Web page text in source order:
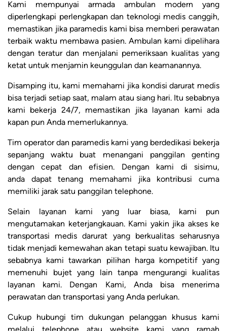
Kami mempunyai armada ambulan modern yang
diperlengkapi perlengkapan dan teknologi medis canggih,
memastikan jika paramedis kami bisa memberi perawatan
terbaik waktu membawa pasien. Ambulan kami dipelihara
dengan teratur dan menjalani pemeriksaan kualitas yang
ketat untuk menjamin keunggulan dan keamanannya.
Disamping itu, kami memahami jika kondisi darurat medis
bisa terjadi setiap saat, malam atau siang hari. Itu sebabnya
kami bekerja 24/7, memastikan jika layanan kami ada
kapan pun Anda memerlukannya.
Tim operator dan paramedis kami yang berdedikasi bekerja
sepanjang waktu buat menangani panggilan genting
dengan cepat dan efisien. Dengan kami di sisimu,
anda dapat tenang memahami jika kontribusi cuma
memiliki jarak satu panggilan telephone.
Selain layanan kami yang luar biasa, kami pun
mengutamakan keterjangkauan. Kami yakin jika akses ke
transportasi medis darurat yang berkualitas seharusnya
tidak menjadi kemewahan akan tetapi suatu kewajiban. Itu
sebabnya kami tawarkan pilihan harga kompetitif yang
memenuhi bujet yang lain tanpa mengurangi kualitas
layanan kami. Dengan Kami, Anda bisa menerima
perawatan dan transportasi yang Anda perlukan.
Cukup hubungi tim dukungan pelanggan khusus kami